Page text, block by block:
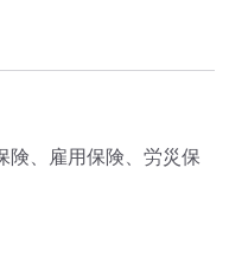
険、雇用保険、労災保